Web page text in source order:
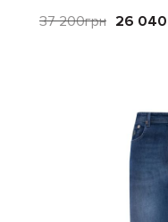
37 200грн 26 040